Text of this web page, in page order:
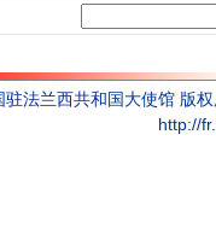
驻法兰西共和国大使馆 版
http://